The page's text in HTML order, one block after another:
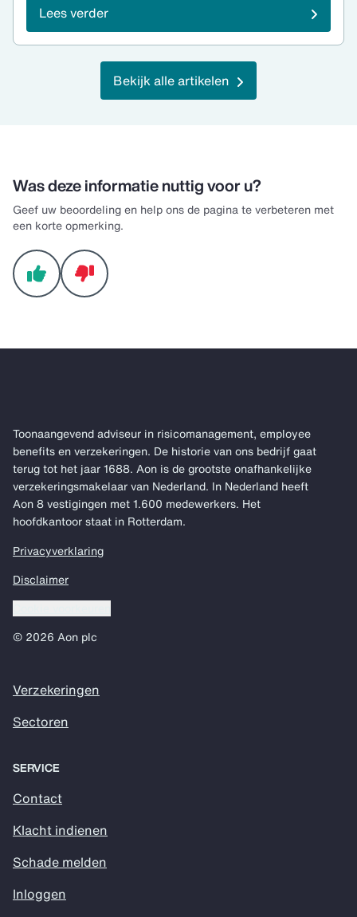
Lees verder
Bekijk alle artikelen
Was deze informatie nuttig voor u?
Geef uw beoordeling en help ons de pagina te verbeteren met
een korte opmerking.
Toonaangevend adviseur in risicomanagement, employee
benefits en verzekeringen. De historie van ons bedrijf gaat
terug tot het jaar 1688. Aon is de grootste onafhankelijke
verzekeringsmakelaar van Nederland. In Nederland heeft
Aon 8 vestigingen met 1.600 medewerkers. Het
hoofdkantoor staat in Rotterdam.
Privacyverklaring
Disclaimer
© 2026 Aon plc
Verzekeringen
Sectoren
SERVICE
Contact
Klacht indienen
Schade melden
Inloggen